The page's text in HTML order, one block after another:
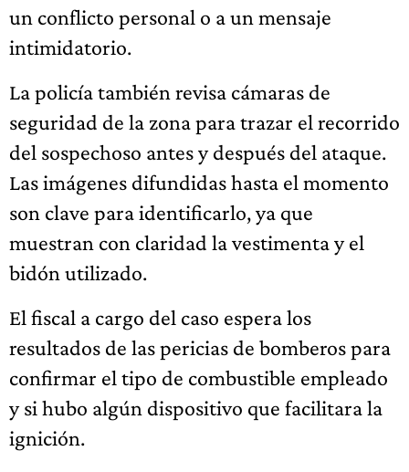
un conflicto personal o a un mensaje
intimidatorio.
La policía también revisa cámaras de
seguridad de la zona para trazar el recorrido
del sospechoso antes y después del ataque.
Las imágenes difundidas hasta el momento
son clave para identificarlo, ya que
muestran con claridad la vestimenta y el
bidón utilizado.
El fiscal a cargo del caso espera los
resultados de las pericias de bomberos para
confirmar el tipo de combustible empleado
y si hubo algún dispositivo que facilitara la
ignición.